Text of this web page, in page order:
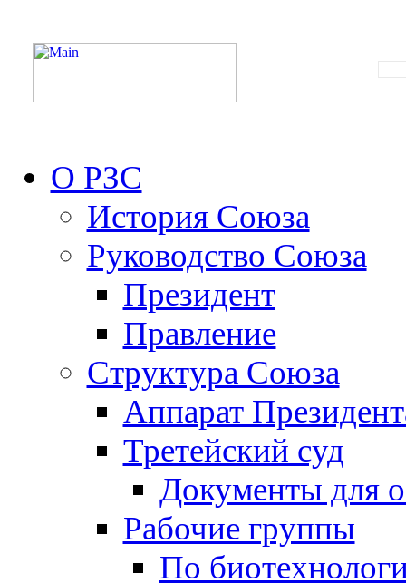
О РЗС
История Союза
Руководство Союза
Президент
Правление
Структура Союза
Аппарат
Третейский суд
Документы для
Рабочие группы
По